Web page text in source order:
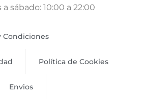
a sábado: 10:00 a 22:00
Condiciones
Política de Cookies
Envios